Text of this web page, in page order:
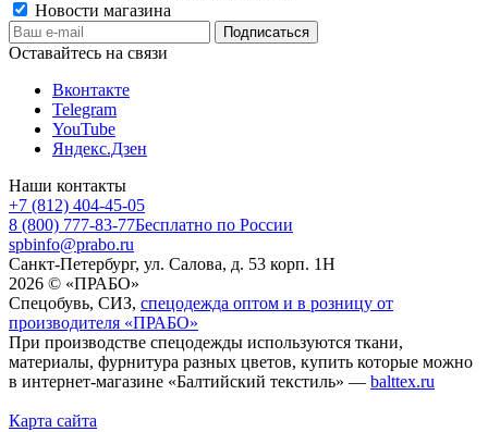
Новости магазина
Оставайтесь на связи
Вконтакте
Telegram
YouTube
Яндекс.Дзен
Наши контакты
+7 (812) 404-45-05
8 (800) 777-83-77Бесплатно по России
spbinfo@prabo.ru
Санкт-Петербург, ул. Салова, д. 53 корп. 1Н
2026 © «ПРАБО»
Спецобувь, СИЗ, спецодежда оптом и в розницу от
производителя «ПРАБО»
При производстве спецодежды используются ткани,
материалы, фурнитура разных цветов, купить которые можно
в интернет-магазине «Балтийский текстиль» — balttex.ru
Карта сайта